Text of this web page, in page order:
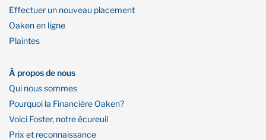
Effectuer un nouveau placement
Oaken en ligne
Plaintes
À propos de nous
Qui nous sommes
Pourquoi la Financière Oaken?
Voici Foster, notre écureuil
Prix et reconnaissance